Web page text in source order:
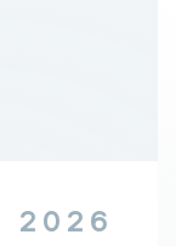
2026